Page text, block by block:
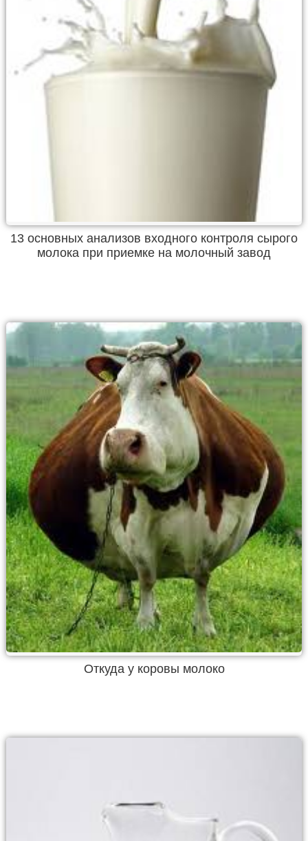
13 основных анализов входного контроля сырого
молока при приемке на молочный завод
Откуда у коровы молоко